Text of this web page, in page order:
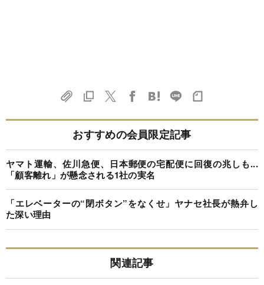
おすすめの会員限定記事
ヤマト運輸、佐川急便、日本郵便の宅配便に回復の兆しも...
「顧客離れ」が懸念される1社の実名
「エレベーターの“閉ボタン”をなくせ」ヤナセ社長が熱弁し
た深い理由
関連記事